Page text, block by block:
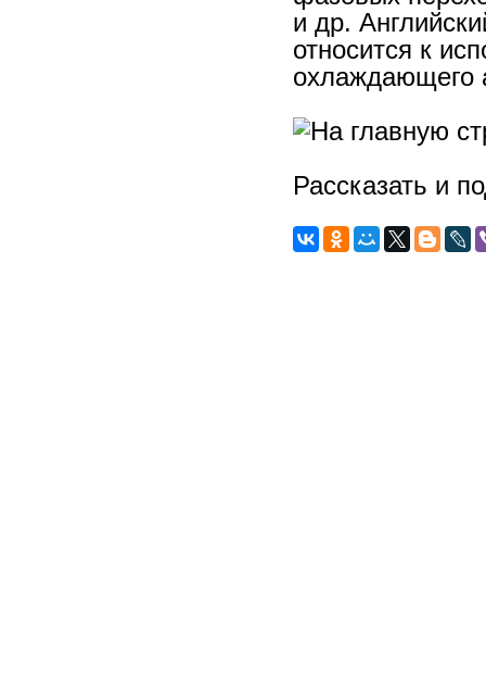
и др.
относится к
охлаждающего
Рассказать и